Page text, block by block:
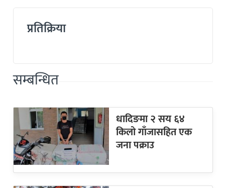
प्रतिक्रिया
सम्बन्धित
धादिङमा २ सय ६४
किलो गाँजासहित एक
जना पक्राउ